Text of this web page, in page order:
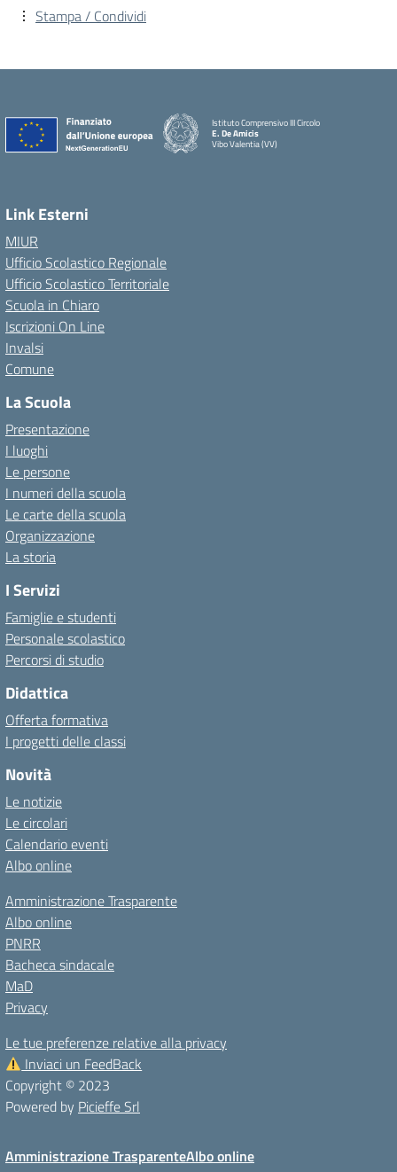
Stampa / Condividi
Istituto Comprensivo III Circolo
E. De Amicis
Vibo Valentia (VV)
Link Esterni
MIUR
Ufficio Scolastico Regionale
Ufficio Scolastico Territoriale
Scuola in Chiaro
Iscrizioni On Line
Invalsi
Comune
La Scuola
Presentazione
I luoghi
Le persone
I numeri della scuola
Le carte della scuola
Organizzazione
La storia
I Servizi
Famiglie e studenti
Personale scolastico
Percorsi di studio
Didattica
Offerta formativa
I progetti delle classi
Novità
Le notizie
Le circolari
Calendario eventi
Albo online
Amministrazione Trasparente
Albo online
PNRR
Bacheca sindacale
MaD
Privacy
Le tue preferenze relative alla privacy
Inviaci un FeedBack
Copyright © 2023
Powered by Picieffe Srl
Amministrazione TrasparenteAlbo online